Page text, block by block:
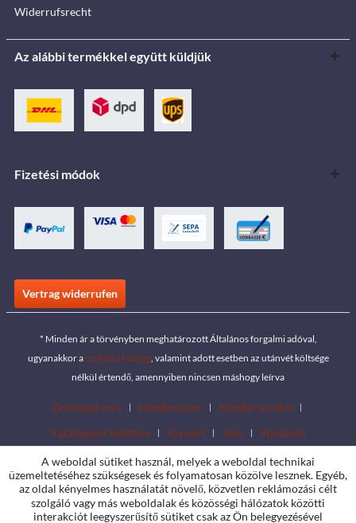
Widerrufsrecht
Az alábbi termékkel együtt küldjük
Fizetési módok
Vertrag widerrufen
* Minden ár a törvényben meghatározott Általános forgalmi adóval,
ugyanakkor aszállítási költség, valamint adott esetben az utánvét költsége
nélkül értendő, amennyiben nincsen máshogy leírva
Download area Händlersuche
Händler werden
Katalógusok letöltése
Kontakt Jobs Standorte
A weboldal sütiket használ, melyek a weboldal technikai
üzemeltetéséhez szükségesek és folyamatosan közölve lesznek. Egyéb,
az oldal kényelmes használatát növelő, közvetlen reklámozási célt
szolgáló vagy más weboldalak és közösségi hálózatok közötti
interakciót leegyszerűsítő sütiket csak az Ön belegyezésével